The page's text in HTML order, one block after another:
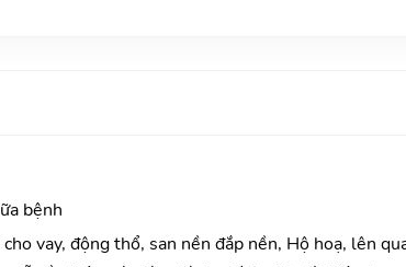
bệnh
vay, động thổ, san nền đắp nền, Hộ hoạ, lên